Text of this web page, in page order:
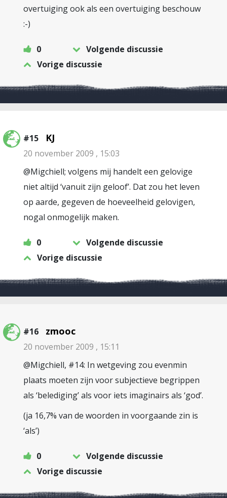
overtuiging ook als een overtuiging beschouw
:-)
0
Volgende discussie
Vorige discussie
#15 KJ
20 november 2009 , 15:03
@Migchiell; volgens mij handelt een gelovige
niet altijd ‘vanuit zijn geloof’. Dat zou het leven
op aarde, gegeven de hoeveelheid gelovigen,
nogal onmogelijk maken.
0
Volgende discussie
Vorige discussie
#16 zmooc
20 november 2009 , 15:11
@Migchiell, #14: In wetgeving zou evenmin
plaats moeten zijn voor subjectieve begrippen
als ‘belediging’ als voor iets imaginairs als ‘god’.
(ja 16,7% van de woorden in voorgaande zin is
‘als’)
0
Volgende discussie
Vorige discussie